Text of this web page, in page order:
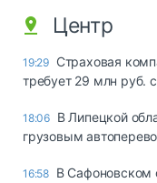
Центр
19:29 Страховая
требует 29 млн руб.
18:06 В Липецкой
грузовым
16:58 В Сафоновском